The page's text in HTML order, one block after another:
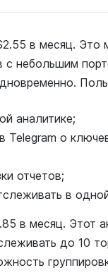
в месяц.
с небольшим
аналитике;
Telegram о
отчетов;
в
в месяц. Этот
до 10